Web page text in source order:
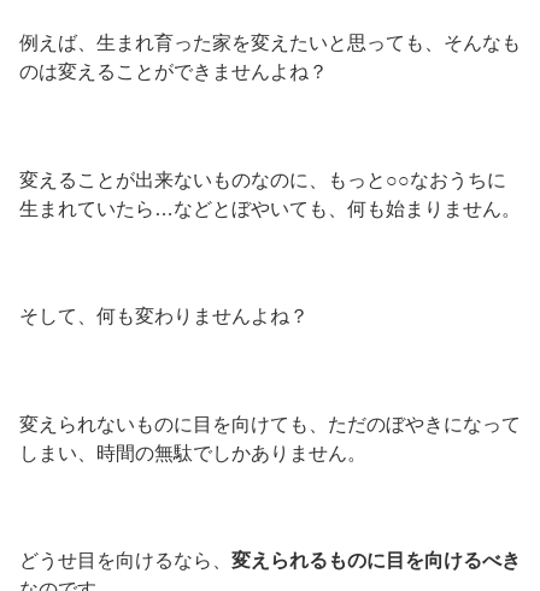
例えば、生まれ育った家を変えたいと思っても、そんなも
のは変えることができませんよね？
変えることが出来ないものなのに、もっと○○なおうちに
生まれていたら…などとぼやいても、何も始まりません。
そして、何も変わりませんよね？
変えられないものに目を向けても、ただのぼやきになって
しまい、時間の無駄でしかありません。
どうせ目を向けるなら、 変えられるものに目を向けるべき